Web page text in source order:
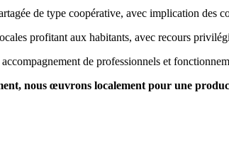
de type coopérative, avec implication des
profitant aux habitants, avec recours
de professionnels et
nous œuvrons localement pour une